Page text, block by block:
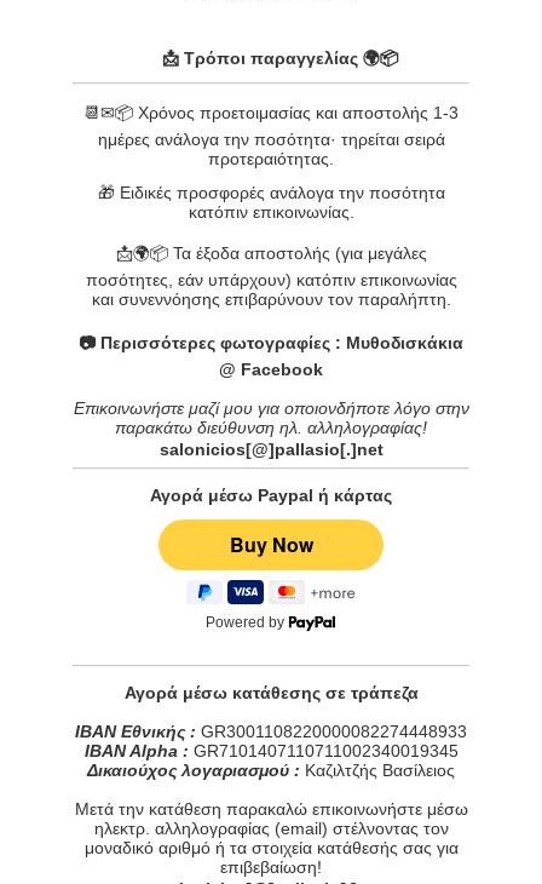
📩 Τρόποι παραγγελίας 🌍📦
📆✉📦 Χρόνος προετοιμασίας και αποστολής 1-3
ημέρες ανάλογα την ποσότητα· τηρείται σειρά
προτεραιότητας.
🎁 Ειδικές προσφορές ανάλογα την ποσότητα
κατόπιν επικοινωνίας.
📩🌍📦 Τα έξοδα αποστολής (για μεγάλες
ποσότητες, εάν υπάρχουν) κατόπιν επικοινωνίας
και συνεννόησης επιβαρύνουν τον παραλήπτη.
📷 Περισσότερες φωτογραφίες : Μυθοδισκάκια
@ Facebook
Επικοινωνήστε μαζί μου για οποιονδήποτε λόγο στην
παρακάτω διεύθυνση ηλ. αλληλογραφίας!
salonicios[@]pallasio[.]net
Αγορά μέσω Paypal ή κάρτας
Powered by
Αγορά μέσω κατάθεσης σε τράπεζα
IBAN Εθνικής : GR3001108220000082274448933
IBAN Alpha : GR7101407110711002340019345
Δικαιούχος λογαριασμού : Καζιλτζής Βασίλειος
Μετά την κατάθεση παρακαλώ επικοινωνήστε μέσω
ηλεκτρ. αλληλογραφίας (email) στέλνοντας τον
μοναδικό αριθμό ή τα στοιχεία κατάθεσής σας για
επιβεβαίωση!